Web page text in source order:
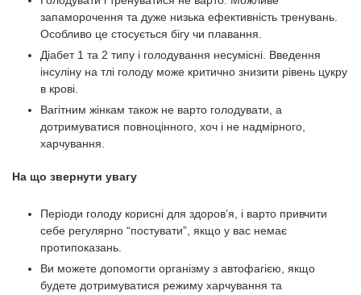
запаморочення та дуже низька ефективність тренувань.
Особливо це стосується бігу чи плавання.
Діабет 1 та 2 типу і голодування несумісні. Введення
інсуліну на тлі голоду може критично знизити рівень цукру
в крові.
Вагітним жінкам також не варто голодувати, а
дотримуватися повноцінного, хоч і не надмірного,
харчування.
На що звернути увагу
Періоди голоду корисні для здоров’я, і варто привчити
себе регулярно “постувати”, якщо у вас немає
протипоказань.
Ви можете допомогти організму з автофагією, якщо
будете дотримуватися режиму харчування та